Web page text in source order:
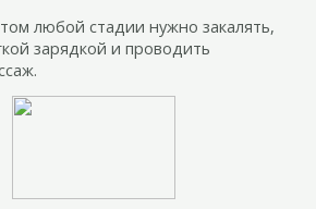
любой стадии нужно закалять,
зарядкой и проводить